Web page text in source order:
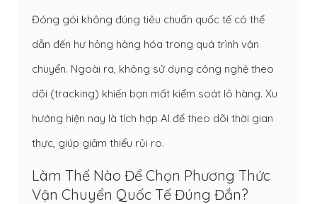
Đóng gói không đúng tiêu chuẩn quốc tế có thể
dẫn đến hư hỏng hàng hóa trong quá trình vận
chuyển. Ngoài ra, không sử dụng công nghệ theo
dõi (tracking) khiến bạn mất kiểm soát lô hàng. Xu
hướng hiện nay là tích hợp AI để theo dõi thời gian
thực, giúp giảm thiểu rủi ro.
Làm Thế Nào Để Chọn Phương Thức
Vận Chuyển Quốc Tế Đúng Đắn?